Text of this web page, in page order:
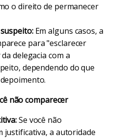
o direito de permanecer
Em alguns casos, a
para "esclarecer
delegacia com a
dependendo do que
não comparecer
Se você não
justificativa, a autoridade